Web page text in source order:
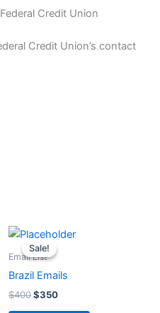
Credit Union
Credit Union’s contact
Sale!
Sale!
Email List
Brazil Emails
$400
O
preço
original
$400.
$350
O
$350.